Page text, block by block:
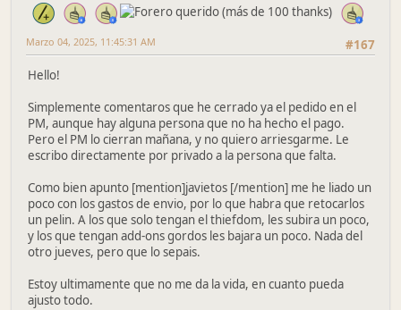
#167
Marzo 04, 2025, 11:45:31 AM
Hello!
Simplemente comentaros que he cerrado ya el pedido en el
PM, aunque hay alguna persona que no ha hecho el pago.
Pero el PM lo cierran mañana, y no quiero arriesgarme. Le
escribo directamente por privado a la persona que falta.
Como bien apunto [mention]javietos [/mention] me he liado un
poco con los gastos de envio, por lo que habra que retocarlos
un pelin. A los que solo tengan el thiefdom, les subira un poco,
y los que tengan add-ons gordos les bajara un poco. Nada del
otro jueves, pero que lo sepais.
Estoy ultimamente que no me da la vida, en cuanto pueda
ajusto todo.